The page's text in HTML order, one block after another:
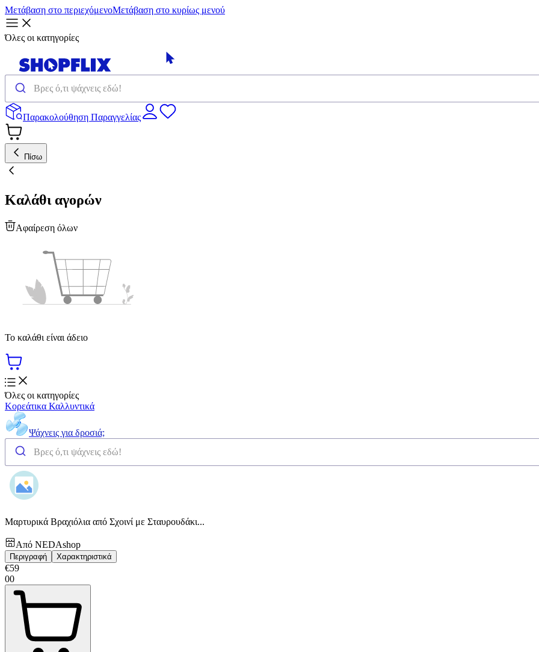
Μετάβαση στο περιεχόμενοΜετάβαση στο κυρίως μενού
Όλες οι κατηγορίες
Παρακολούθηση Παραγγελίας
Πίσω
Καλάθι αγορών
Αφαίρεση όλων
Το καλάθι είναι άδειο
Όλες οι κατηγορίες
Κορεάτικα Καλλυντικά
Ψάχνεις για δροσιά;
Μαρτυρικά Βραχιόλια από Σχοινί με Σταυρουδάκι...
Από NEDAshop
Περιγραφή Χαρακτηριστικά
€59
00